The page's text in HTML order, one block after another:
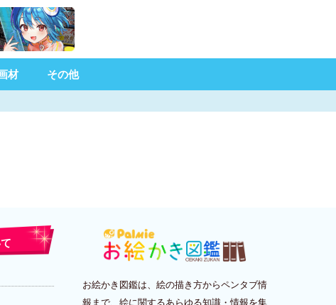
材 その他
お絵かき図鑑は、絵の描き方からペンタブ情
報まで、絵に関するあらゆる知識・情報を集